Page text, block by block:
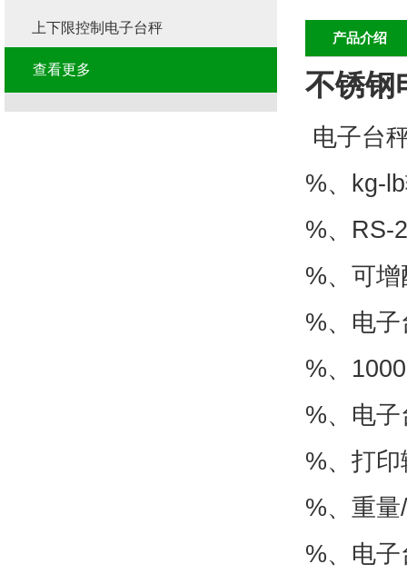
产品介绍
不锈钢
电子台
%、kg-
%、RS-
%、可
%、电
%、
%、电
%、打
%、重
%、电
上下限控制电子台秤
查看更多